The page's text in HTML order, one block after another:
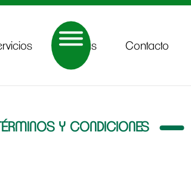
Noticias Contacto
Y CONDICIONES